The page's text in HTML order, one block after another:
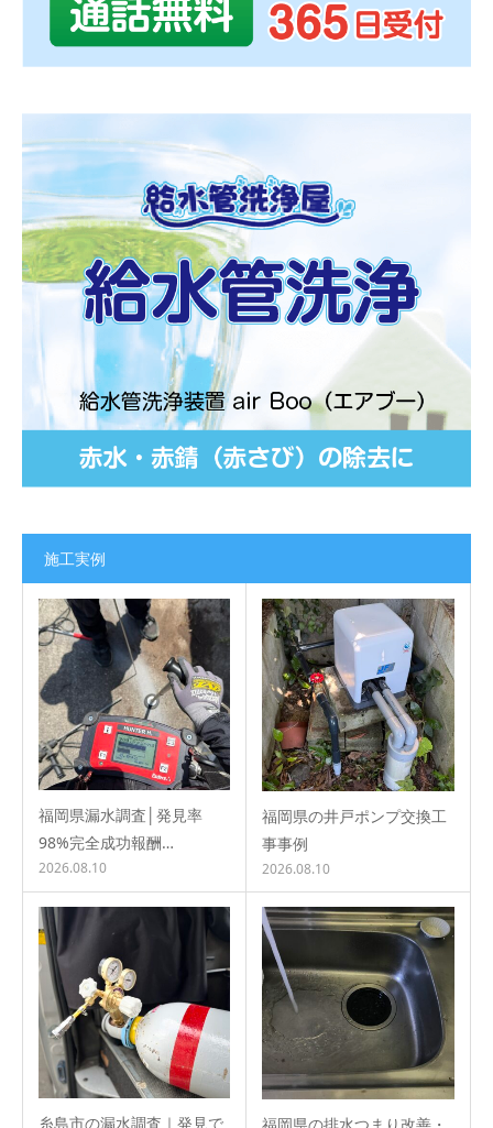
施工実例
福岡県漏水調査│発見率
98%完全成功報酬…
2026.08.10
福岡県の井戸ポンプ交換工
事事例
2026.08.10
糸島市の漏水調査｜発見で